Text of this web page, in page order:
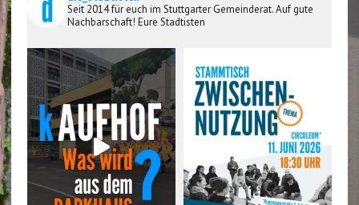
Seit 2014 für euch im Stuttgarter Gemeinderat. Auf gute
Nachbarschaft! Eure Stadtisten